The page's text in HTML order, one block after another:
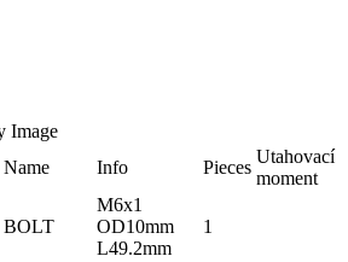
Name Info Pieces
Utahovací
moment
BOLT
M6x1
OD10mm
L49.2mm
1